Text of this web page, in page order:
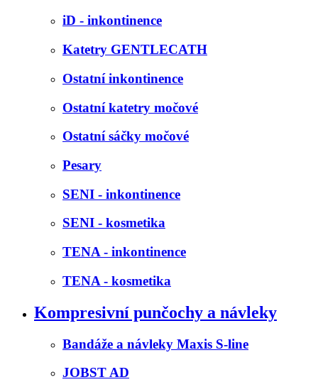
iD - inkontinence
Katetry GENTLECATH
Ostatní inkontinence
Ostatní katetry močové
Ostatní sáčky močové
Pesary
SENI - inkontinence
SENI - kosmetika
TENA - inkontinence
TENA - kosmetika
Kompresivní punčochy a návleky
Bandáže a návleky Maxis S-line
JOBST AD